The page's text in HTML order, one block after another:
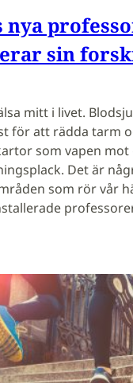
nya
sin
mitt i livet.
för att rädda tarm
som vapen mot
Det är
som rör vår